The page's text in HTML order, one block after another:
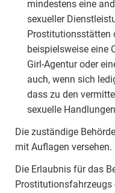
mindestens eine
sexueller
Prostitutionsstätten
beispielsweise eine
Girl-Agentur oder
auch, wenn sich
dass zu den
sexuelle
Die zuständige
mit Auflagen versehen.
Die Erlaubnis für das